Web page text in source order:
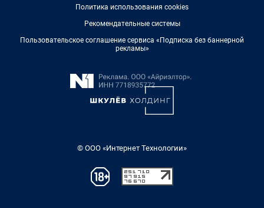
Политика использования cookies
Рекомендательные системы
Пользовательское соглашение сервиса «Подписка без баннерной
рекламы»
© ООО «Интернет Технологии»